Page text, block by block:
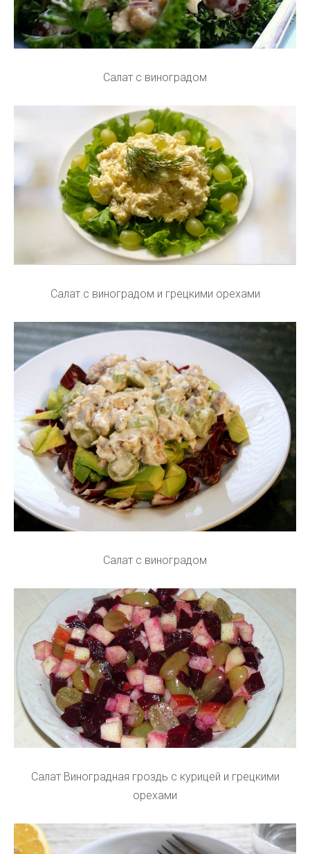
Салат с виноградом
Салат с виноградом и грецкими орехами
Салат с виноградом
Салат Виноградная гроздь с курицей и грецкими
орехами